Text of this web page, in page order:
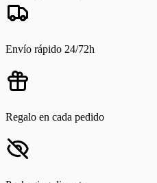
Envío rápido 24/72h
Regalo en cada pedido